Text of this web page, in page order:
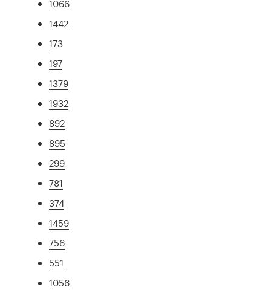
1066
1442
173
197
1379
1932
892
895
299
781
374
1459
756
551
1056